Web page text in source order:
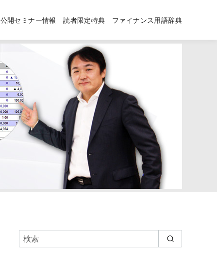
公開セミナー情報 読者限定特典 ファイナンス用語辞典